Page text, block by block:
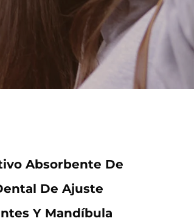
Absorbente De
De Ajuste
Y Mandíbula